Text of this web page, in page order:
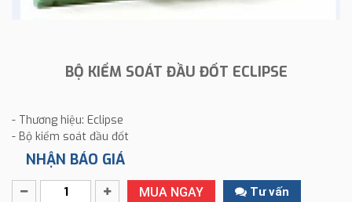
BỘ KIỂM SOÁT ĐẦU ĐỐT ECLIPSE
- Thương hiệu: Eclipse
- Bộ kiểm soát đầu đốt
NHẬN BÁO GIÁ
MUA NGAY Tư vấn